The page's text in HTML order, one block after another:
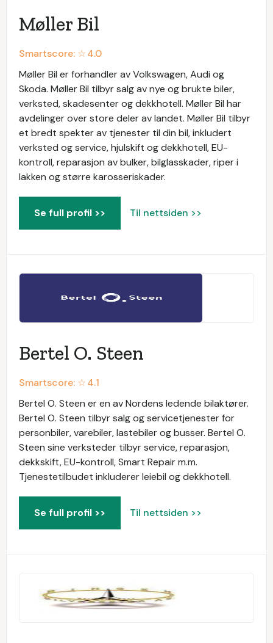
Møller Bil
Smartscore: ☆4.0
Møller Bil er forhandler av Volkswagen, Audi og
Skoda. Møller Bil tilbyr salg av nye og brukte biler,
verksted, skadesenter og dekkhotell. Møller Bil har
avdelinger over store deler av landet. Møller Bil tilbyr
et bredt spekter av tjenester til din bil, inkludert
verksted og service, hjulskift og dekkhotell, EU-
kontroll, reparasjon av bulker, bilglasskader, riper i
lakken og større karosseriskader.
Se full profil >> Til nettsiden >>
Bertel O. Steen
Smartscore: ☆4.1
Bertel O. Steen er en av Nordens ledende bilaktører.
Bertel O. Steen tilbyr salg og servicetjenester for
personbiler, varebiler, lastebiler og busser. Bertel O.
Steen sine verksteder tilbyr service, reparasjon,
dekkskift, EU-kontroll, Smart Repair m.m.
Tjenestetilbudet inkluderer leiebil og dekkhotell.
Se full profil >> Til nettsiden >>